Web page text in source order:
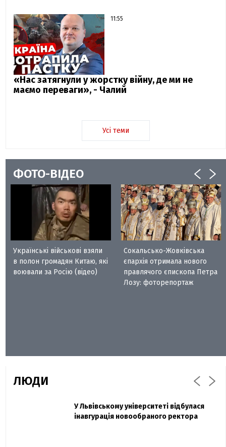
11:55
«Нас затягнули у жорстку війну, де ми не
маємо переваги», - Чалий
Усі теми
ФОТО-ВІДЕО
Українські військові взяли
в полон громадян Китаю, які
воювали за Росію (відео)
Сокальсько-Жовківська
єпархія отримала нового
правлячого єпископа Петра
Лозу: фоторепортаж
ЛЮДИ
Павло Дак
«Час не лікує, лише притуплює біль»:
Захисник "Азовсталі" Діанов вдруге
одружився та показав фото з весілля
У Львівському університеті відбулася
інавгурація новообраного ректора